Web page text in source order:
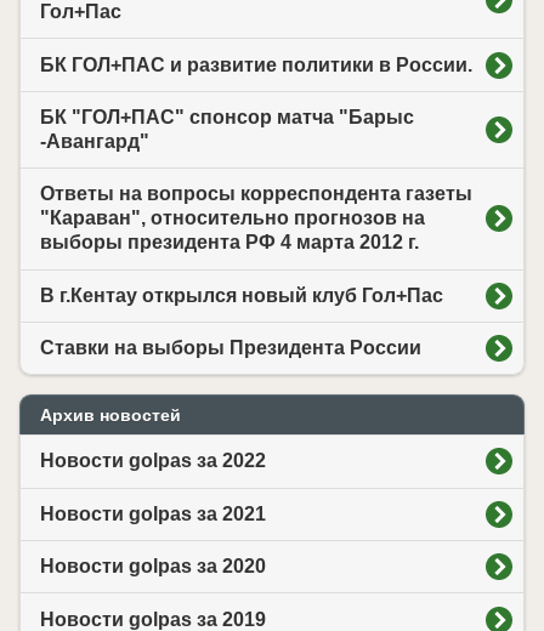
Гол+Пас
БК ГОЛ+ПАС и развитие политики в России.
БК "ГОЛ+ПАС" спонсор матча "Барыс
-Авангард"
Ответы на вопросы корреспондента газеты
"Караван", относительно прогнозов на
выборы президента РФ 4 марта 2012 г.
В г.Кентау открылся новый клуб Гол+Пас
Ставки на выборы Президента России
Архив новостей
Новости golpas за 2022
Новости golpas за 2021
Новости golpas за 2020
Новости golpas за 2019